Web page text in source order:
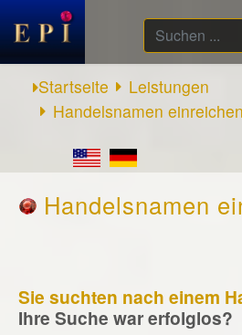
Suchen
...
Startseite
Leistungen
Handelsnamen einreichen
Handelsnamen
Sie suchten nach einem
Ihre Suche war erfolglos?